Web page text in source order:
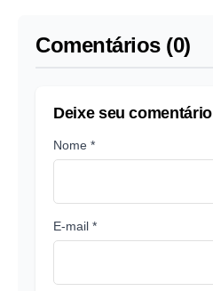
Comentários (0)
Deixe seu comentário
Nome *
E-mail *